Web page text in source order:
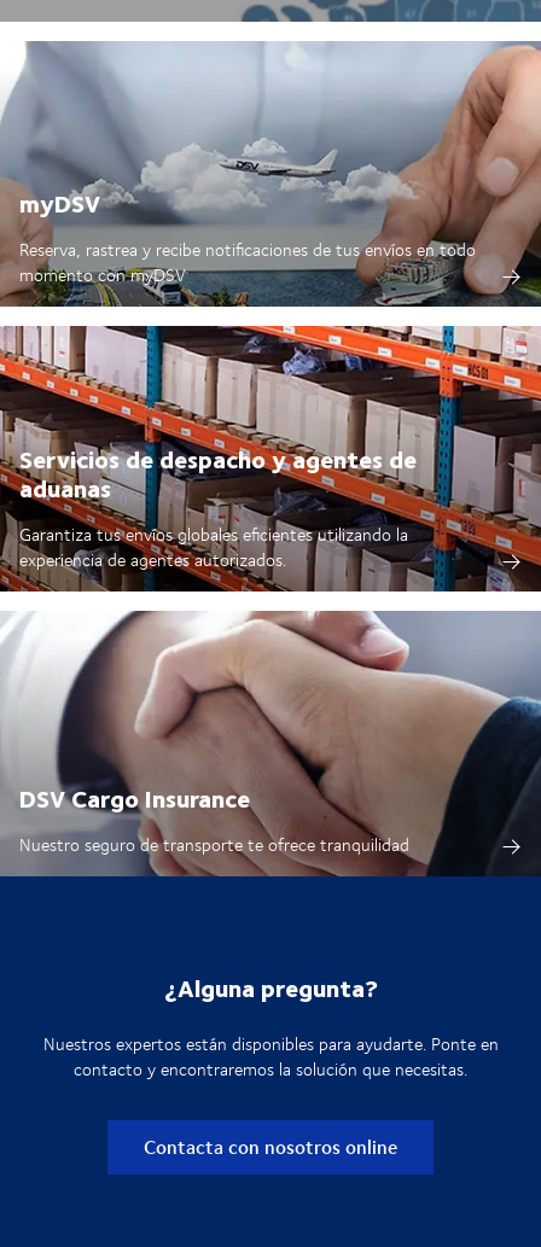
myDSV
Reserva, rastrea y recibe notificaciones de tus envíos en todo
momento conmyDSV
Servicios de despacho y agentes de
aduanas
Garantiza tus envíos globales eficientes utilizando la
experiencia de agentes autorizados.
DSV Cargo Insurance
Nuestro seguro de transporte te ofrece tranquilidad
¿Alguna pregunta?
Nuestros expertos están disponibles para ayudarte. Ponte en
contacto y encontraremos la solución que necesitas.
Contacta con nosotros online